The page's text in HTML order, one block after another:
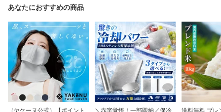
あなたにおすすめの商品